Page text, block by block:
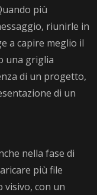
più
riunirle in
a capire meglio il
una griglia
di un progetto,
di un
nella fase di
più file
visivo, con un